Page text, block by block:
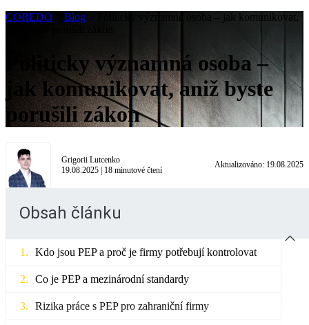
COREDO
Blog
Politicky významná osoba – jak komunikovat,
Politicky významná osoba –
jak komunikovat, aniž byste
porušili zákon
Grigorii Lutcenko
19.08.2025 | 18 minutové čtení
Aktualizováno: 19.08.2025
Obsah článku
Kdo jsou PEP a proč je firmy potřebují kontrolovat
Co je PEP a mezinárodní standardy
Rizika práce s PEP pro zahraniční firmy